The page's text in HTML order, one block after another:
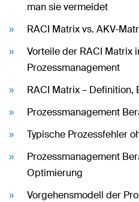
man sie vermeidet
RACI Matrix vs. AKV-
Vorteile der RACI Matrix
Prozessmanagement
RACI Matrix – Definition,
Prozessmanagement
Typische Prozessfehler
Prozessmanagement
Optimierung
Vorgehensmodell der